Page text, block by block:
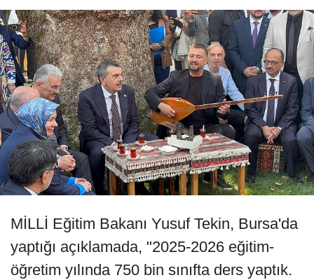
MİLLİ Eğitim Bakanı Yusuf Tekin, Bursa'da
yaptığı açıklamada, "2025-2026 eğitim-
öğretim yılında 750 bin sınıfta ders yaptık.